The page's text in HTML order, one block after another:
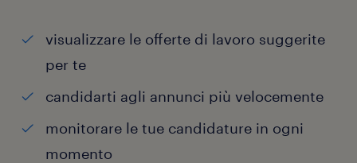
visualizzare le offerte di lavoro suggerite
per te
candidarti agli annunci più velocemente
monitorare le tue candidature in ogni
momento